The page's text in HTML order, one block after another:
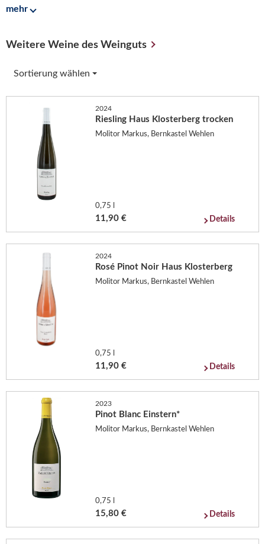
mehr
Weitere Weine des Weinguts
Sortierung wählen
2024
Riesling Haus Klosterberg trocken
Molitor Markus, Bernkastel Wehlen
0,75 l
11,90 € Details
2024
Rosé Pinot Noir Haus Klosterberg
Molitor Markus, Bernkastel Wehlen
0,75 l
11,90 € Details
2023
Pinot Blanc Einstern*
Molitor Markus, Bernkastel Wehlen
0,75 l
15,80 € Details